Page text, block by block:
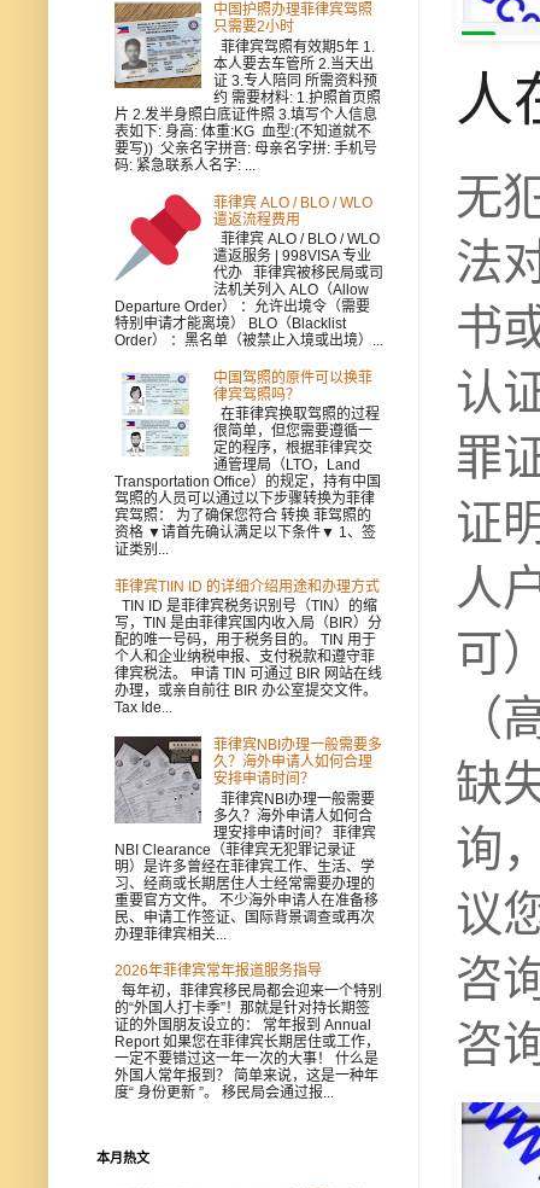
人
无
法
书
认
罪
证
人
可
（
缺
询
议
咨
咨
中国护照办理菲律宾驾照
只需要2小时
菲律宾驾照有效期5年 1.
本人要去车管所 2.当天出
证 3.专人陪同 所需资料预
约 需要材料: 1.护照首页照
片 2.发半身照白底证件照 3.填写个人信息
表如下: 身高: 体重:KG 血型:(不知道就不
要写)) 父亲名字拼音: 母亲名字拼: 手机号
码: 紧急联系人名字: ...
菲律宾 ALO / BLO / WLO
遣返流程费用
菲律宾 ALO / BLO / WLO
遣返服务 | 998VISA 专业
代办 菲律宾被移民局或司
法机关列入 ALO（Allow
Departure Order） ：允许出境令（需要
特别申请才能离境） BLO（Blacklist
Order） ：黑名单（被禁止入境或出境）...
中国驾照的原件可以换菲
律宾驾照吗？
在菲律宾换取驾照的过程
很简单，但您需要遵循一
定的程序，根据菲律宾交
通管理局（LTO，Land
Transportation Office）的规定，持有中国
驾照的人员可以通过以下步骤转换为菲律
宾驾照： 为了确保您符合 转换 菲驾照的
资格 ▼请首先确认满足以下条件▼ 1、签
证类别...
菲律宾TIIN ID 的详细介绍用途和办理方式
TIN ID 是菲律宾税务识别号（TIN）的缩
写，TIN 是由菲律宾国内收入局（BIR）分
配的唯一号码，用于税务目的。 TIN 用于
个人和企业纳税申报、支付税款和遵守菲
律宾税法。 申请 TIN 可通过 BIR 网站在线
办理，或亲自前往 BIR 办公室提交文件。
Tax Ide...
菲律宾NBI办理一般需要多
久？海外申请人如何合理
安排申请时间？
菲律宾NBI办理一般需要
多久？海外申请人如何合
理安排申请时间？ 菲律宾
NBI Clearance（菲律宾无犯罪记录证
明）是许多曾经在菲律宾工作、生活、学
习、经商或长期居住人士经常需要办理的
重要官方文件。 不少海外申请人在准备移
民、申请工作签证、国际背景调查或再次
办理菲律宾相关...
2026年菲律宾常年报道服务指导
每年初，菲律宾移民局都会迎来一个特别
的“外国人打卡季”！那就是针对持长期签
证的外国朋友设立的： 常年报到 Annual
Report 如果您在菲律宾长期居住或工作，
一定不要错过这一年一次的大事！ 什么是
外国人常年报到？ 简单来说，这是一种年
度“ 身份更新 ”。 移民局会通过报...
本月热文